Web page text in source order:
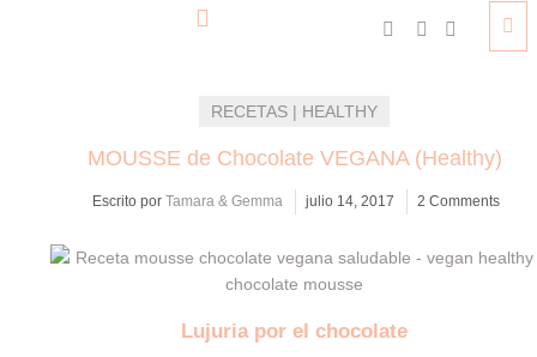
RECETAS | HEALTHY
MOUSSE de Chocolate VEGANA (Healthy)
Escrito por Tamara & Gemma julio 14, 2017 2 Comments
Lujuria por el chocolate